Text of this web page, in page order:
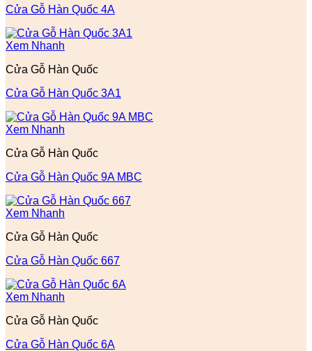
Cửa Gỗ Hàn Quốc 4A
Xem Nhanh
Cửa Gỗ Hàn Quốc
Cửa Gỗ Hàn Quốc 3A1
Xem Nhanh
Cửa Gỗ Hàn Quốc
Cửa Gỗ Hàn Quốc 9A MBC
Xem Nhanh
Cửa Gỗ Hàn Quốc
Cửa Gỗ Hàn Quốc 667
Xem Nhanh
Cửa Gỗ Hàn Quốc
Cửa Gỗ Hàn Quốc 6A